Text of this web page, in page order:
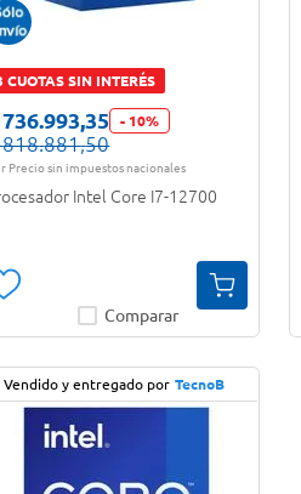
CUOTAS SIN INTERÉS
736.993,35 - 10%
818.881,50
Precio sin impuestos nacionales
Intel Core I7-12700
Comparar
Vendido y entregado por TecnoB